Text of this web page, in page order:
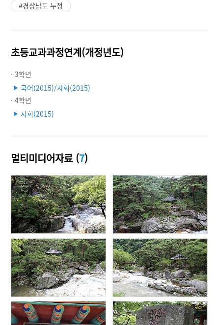
#경상남도 누정
초등교과과정연계(개정년도)
· 3학년
▶ 국어(2015)/사회(2015)
· 4학년
▶ 사회(2015)
멀티미디어자료 (7)